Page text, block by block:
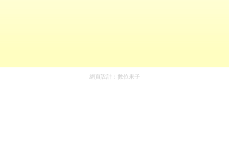
網頁設計： 數位果子